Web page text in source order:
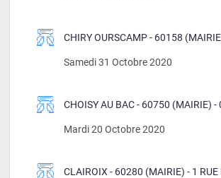
CHIRY OURSCAMP - 60158
Samedi 31 Octobre 2020
CHOISY AU BAC - 60750 (MAIRIE)
Mardi 20 Octobre 2020
CLAIROIX - 60280 (MAIRIE) - 1 RUE